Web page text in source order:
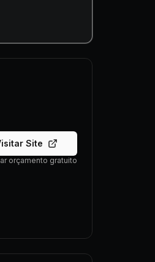
Site
orçamento gratuito